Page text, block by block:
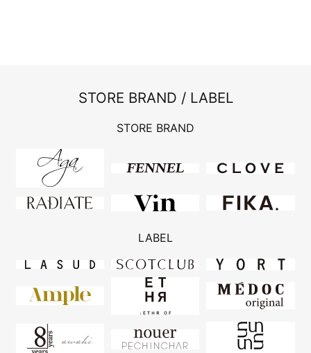
STORE BRAND / LABEL
STORE BRAND
LABEL